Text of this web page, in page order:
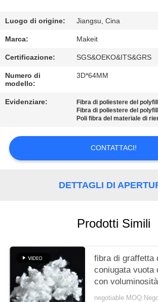
RICHIEDA
UNA
CITAZIONE
MAPPA
DEL
PRIVACY
POLICY
Luogo di origine: Jiangsu, Cina
Marca: Makeit
Certificazione: SGS&OEKO&ITS&GRS
Numero di
modello:
3D*64MM
Evidenziare: Fibra di poliestere del
Fibra di poliestere del
Poli fibra del materiale di
CONTATTACI!
DETTAGLI DI
Prodotti Simili
fibra di graffetta
coniugata vuota
con
negotiable